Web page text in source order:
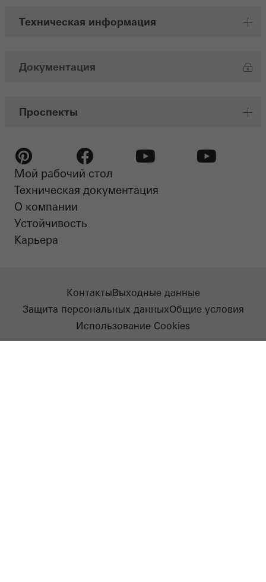
Техническая информация
Документация
Проспекты
Pinterest Facebook
Мой рабочий стол
Техническая документация
О компании
Устойчивость​
Карьера
КонтактыВыходные данные
Защита персональных данныхОбщие условия
Использование Cookies